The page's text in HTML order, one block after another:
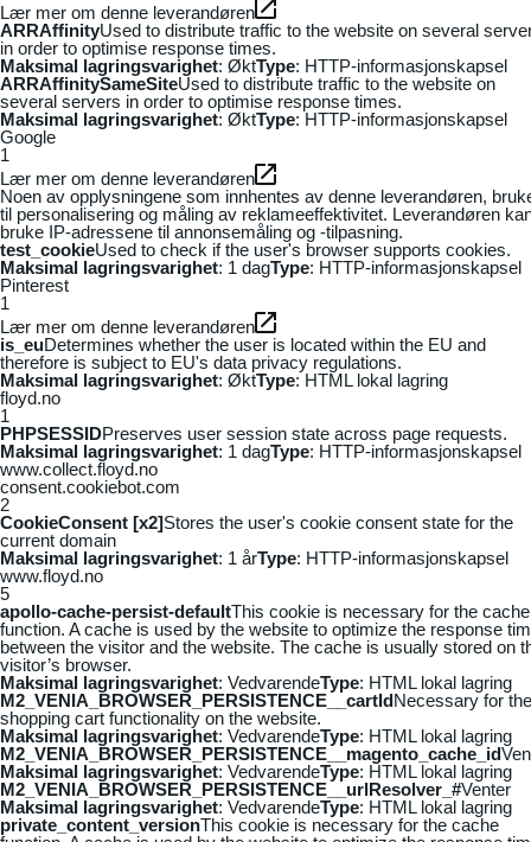
Lær mer om denne leverandøren
ARRAffinityUsed to distribute traffic to the website on several
in order to optimise response times.
Maksimal lagringsvarighet: ØktType: HTTP-informasjonskapsel
ARRAffinitySameSiteUsed to distribute traffic to the website on
several servers in order to optimise response times.
Maksimal lagringsvarighet: ØktType: HTTP-informasjonskapsel
Google
1
Lær mer om denne leverandøren
Noen av opplysningene som innhentes av denne leverandøren,
til personalisering og måling av reklameeffektivitet. Leverandøren
bruke IP-adressene til annonsemåling og -tilpasning.
test_cookieUsed to check if the user's browser supports cookies.
Maksimal lagringsvarighet: 1 dagType: HTTP-informasjonskapsel
Pinterest
1
Lær mer om denne leverandøren
is_euDetermines whether the user is located within the EU and
therefore is subject to EU's data privacy regulations.
Maksimal lagringsvarighet: ØktType: HTML lokal lagring
floyd.no
1
PHPSESSIDPreserves user session state across page requests.
Maksimal lagringsvarighet: 1 dagType: HTTP-informasjonskapsel
www.collect.floyd.no
consent.cookiebot.com
2
CookieConsent [x2]Stores the user's cookie consent state for the
current domain
Maksimal lagringsvarighet: 1 årType: HTTP-informasjonskapsel
www.floyd.no
5
apollo-cache-persist-defaultThis cookie is necessary for the cache
function. A cache is used by the website to optimize the response
between the visitor and the website. The cache is usually stored on
visitor’s browser.
Maksimal lagringsvarighet: VedvarendeType: HTML lokal lagring
M2_VENIA_BROWSER_PERSISTENCE__cartIdNecessary for the
shopping cart functionality on the website.
Maksimal lagringsvarighet: VedvarendeType: HTML lokal lagring
M2_VENIA_BROWSER_PERSISTENCE__magento_cache_id
Maksimal lagringsvarighet: VedvarendeType: HTML lokal lagring
M2_VENIA_BROWSER_PERSISTENCE__urlResolver_#Venter
Maksimal lagringsvarighet: VedvarendeType: HTML lokal lagring
private_content_versionThis cookie is necessary for the cache